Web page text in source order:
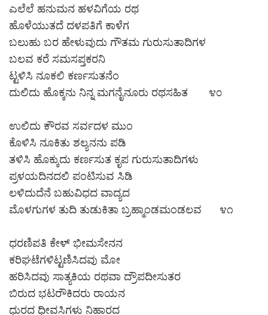
ಎಲೆಲೆ ಹನುಮನ ಹಳವಿಗೆಯ ರಥ
ಹೊಳೆಯುತದೆ ದಳಪತಿಗೆ ಕಾಳೆಗ
ಬಲುಹು ಬರ ಹೇಳುವುದು ಗೌತಮ ಗುರುಸುತಾದಿಗಳ
ಬಲವ ಕರೆ ಸಮಸಪ್ತಕರನಿ
ಟ್ಟಳಿಸಿ ನೂಕಲಿ ಕರ್ಣಸುತನೆಂ
ದುಲಿದು ಹೊಕ್ಕನು ನಿನ್ನ ಮಗನೈನೂರು ರಥಸಹಿತ ೪೦
ಉಲಿದು ಕೌರವ ಸರ್ವದಳ ಮುಂ
ಕೊಳಿಸಿ ನೂಕಿತು ಶಲ್ಯನನು ಪಡಿ
ತಳಿಸಿ ಹೊಕ್ಕುದು ಕರ್ಣಸುತ ಕೃಪ ಗುರುಸುತಾದಿಗಳು
ಪ್ರಳಯದಿನದಲಿ ಪಂಟಿಸುವ ಸಿಡಿ
ಲಳಿದುದೆನೆ ಬಹುವಿಧದ ವಾದ್ಯದ
ಮೊಳಗುಗಳ ತುದಿ ತುಡುಕಿತಾ ಬ್ರಹ್ಮಾಂಡಮಂಡಲವ ೪೧
ಧರಣಿಪತಿ ಕೇಳ್ ಭೀಮಸೇನನ
ಕರಿಘಟೆಗಳಿಟ್ಟಣಿಸಿದವು ಮೋ
ಹರಿಸಿದವು ಸಾತ್ಯಕಿಯ ರಥವಾ ದ್ರೌಪದೀಸುತರ
ಬಿರುದ ಭಟರೌಕಿದರು ರಾಯನ
ಧುರದ ಧೀವಸಿಗಳು ನಿಹಾರದ